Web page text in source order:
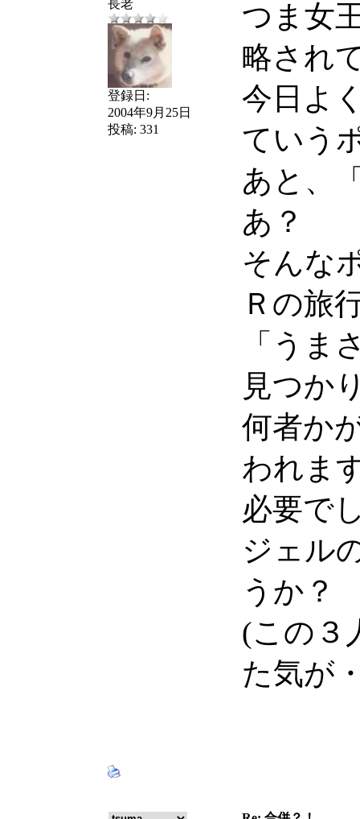
長老
登録日:
2004年9月25日
投稿: 331
つま女
略され
今日よ
ていう
あと、
あ？
そんな
Ｒの旅
「うま
見つか
何者か
われま
必要で
ジェル
うか？
(この３
た気が